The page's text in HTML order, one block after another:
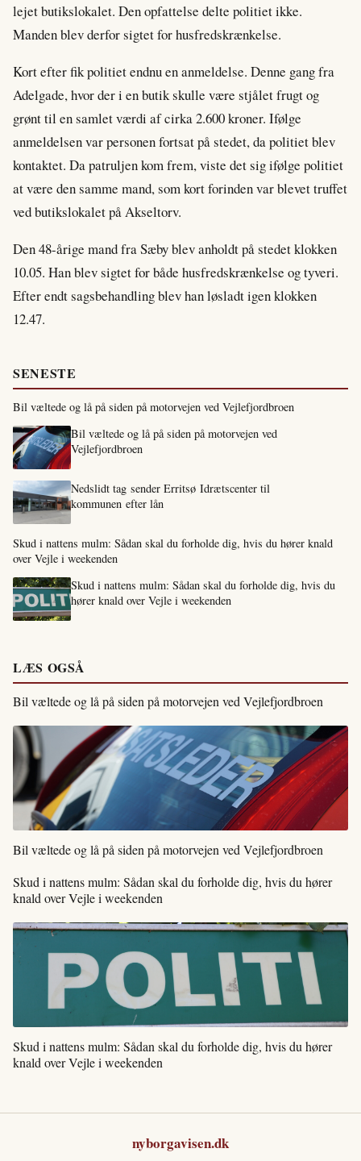
lejet butikslokalet. Den opfattelse delte politiet ikke.
Manden blev derfor sigtet for husfredskrænkelse.
Kort efter fik politiet endnu en anmeldelse. Denne gang fra
Adelgade, hvor der i en butik skulle være stjålet frugt og
grønt til en samlet værdi af cirka 2.600 kroner. Ifølge
anmeldelsen var personen fortsat på stedet, da politiet blev
kontaktet. Da patruljen kom frem, viste det sig ifølge politiet
at være den samme mand, som kort forinden var blevet truffet
ved butikslokalet på Akseltorv.
Den 48-årige mand fra Sæby blev anholdt på stedet klokken
10.05. Han blev sigtet for både husfredskrænkelse og tyveri.
Efter endt sagsbehandling blev han løsladt igen klokken
12.47.
SENESTE
Bil væltede og lå på siden på motorvejen ved Vejlefjordbroen
Bil væltede og lå på siden på motorvejen ved
Vejlefjordbroen
Nedslidt tag sender Erritsø Idrætscenter til
kommunen efter lån
Skud i nattens mulm: Sådan skal du forholde dig, hvis du hører knald
over Vejle i weekenden
Skud i nattens mulm: Sådan skal du forholde dig, hvis du
hører knald over Vejle i weekenden
LÆS OGSÅ
Bil væltede og lå på siden på motorvejen ved Vejlefjordbroen
Bil væltede og lå på siden på motorvejen ved Vejlefjordbroen
Skud i nattens mulm: Sådan skal du forholde dig, hvis du hører
knald over Vejle i weekenden
Skud i nattens mulm: Sådan skal du forholde dig, hvis du hører
knald over Vejle i weekenden
nyborgavisen.dk